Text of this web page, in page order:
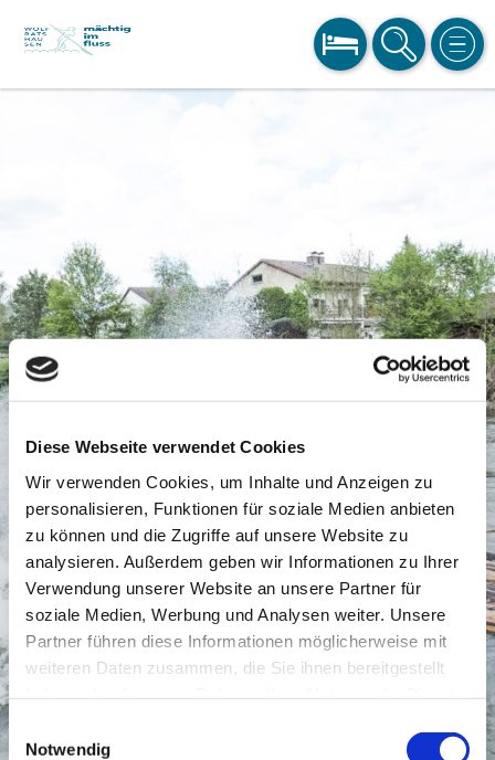
Diese Webseite verwendet Cookies
Wir verwenden Cookies, um Inhalte und Anzeigen zu
personalisieren, Funktionen für soziale Medien anbieten
zu können und die Zugriffe auf unsere Website zu
analysieren. Außerdem geben wir Informationen zu Ihrer
Verwendung unserer Website an unsere Partner für
soziale Medien, Werbung und Analysen weiter. Unsere
Partner führen diese Informationen möglicherweise mit
weiteren Daten zusammen, die Sie ihnen bereitgestellt
Einwilligungsauswahl
Notwendig
BUCHEN SUCHE MENÜ